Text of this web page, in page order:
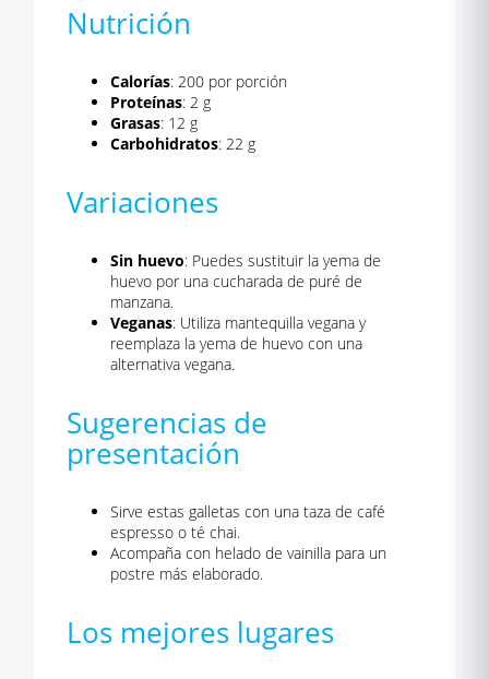
Nutrición
Calorías: 200 por porción
Proteínas: 2 g
Grasas: 12 g
Carbohidratos: 22 g
Variaciones
Sin huevo: Puedes sustituir la yema de
huevo por una cucharada de puré de
manzana.
Veganas: Utiliza mantequilla vegana y
reemplaza la yema de huevo con una
alternativa vegana.
Sugerencias de
presentación
Sirve estas galletas con una taza de café
espresso o té chai.
Acompaña con helado de vainilla para un
postre más elaborado.
Los mejores lugares